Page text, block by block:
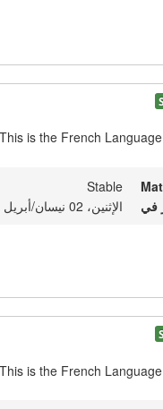
This is the French
Stable
في
الإثنين، 02 نيسان/أبريل 2012 23:00
This is the French